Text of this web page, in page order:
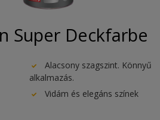
Super Deckfarbe
Alacsony szagszint. Könnyű
alkalmazás.
Vidám és elegáns színek